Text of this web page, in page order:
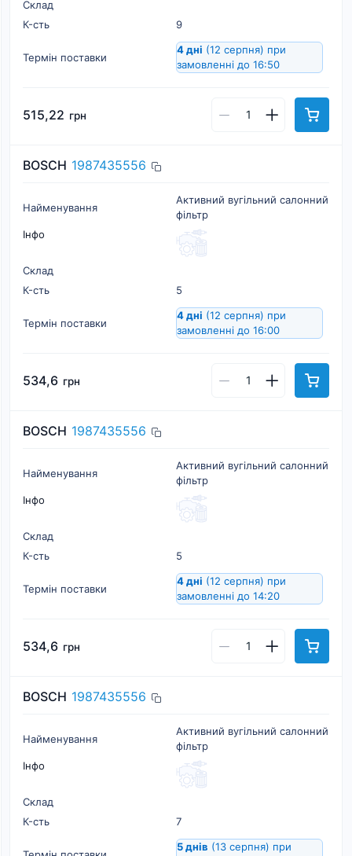
Склад
К-cть
9
Термін поставки
4 дні (12 серпня) при
замовленні до 16:50
515,22 грн
BOSCH 1987435556
Найменування
Активний вугільний салонний
фільтр
Інфо
Склад
К-cть
5
Термін поставки
4 дні (12 серпня) при
замовленні до 16:00
534,6 грн
BOSCH 1987435556
Найменування
Активний вугільний салонний
фільтр
Інфо
Склад
К-cть
5
Термін поставки
4 дні (12 серпня) при
замовленні до 14:20
534,6 грн
BOSCH 1987435556
Найменування
Активний вугільний салонний
фільтр
Інфо
Склад
К-cть
7
5 днів (13 серпня) при